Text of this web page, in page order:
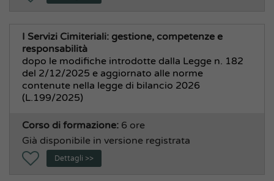
I Servizi Cimiteriali: gestione, competenze e
responsabilità
dopo le modifiche introdotte dalla Legge n. 182
del 2/12/2025 e aggiornato alle norme
contenute nella legge di bilancio 2026
(L.199/2025)
Corso di formazione: 6 ore
Già disponibile in versione registrata
Dettagli >>